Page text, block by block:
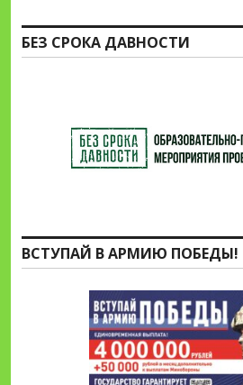
БЕЗ СРОКА ДАВНОСТИ
ВСТУПАЙ В АРМИЮ ПОБЕДЫ!